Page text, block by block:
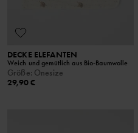
DECKE ELEFANTEN
Weich und gemütlich aus Bio-Baumwolle
Größe: Onesize
29,90 €